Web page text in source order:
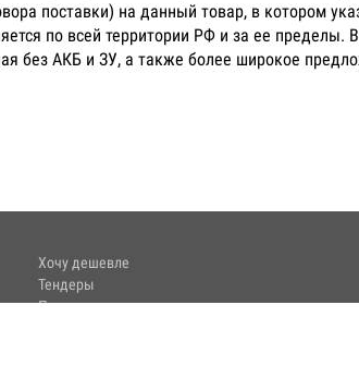
поставки) на данный товар, в котором
по всей территории РФ и за ее
без АКБ и ЗУ, а также более широкое
Хочу дешевле
Тендеры
Поставщикам